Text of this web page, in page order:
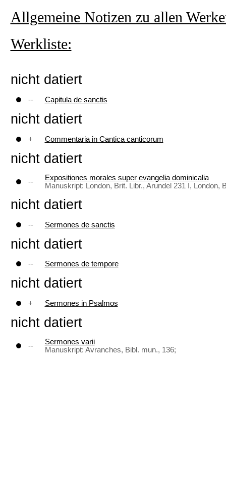
Allgemeine Notizen zu allen
Werkliste:
nicht datiert
-- Capitula de sanctis
nicht datiert
+ Commentaria in Cantica canticorum
nicht datiert
--
Expositiones morales super evangelia dominicalia
Manuskript: London, Brit. Libr., Arundel 231 I, London,
nicht datiert
-- Sermones de sanctis
nicht datiert
-- Sermones de tempore
nicht datiert
+ Sermones in Psalmos
nicht datiert
--
Sermones varii
Manuskript: Avranches, Bibl. mun., 136;